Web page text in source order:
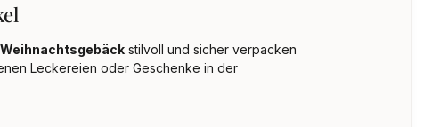
stilvoll und sicher verpacken
Leckereien oder Geschenke in der